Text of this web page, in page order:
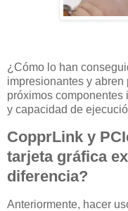
¿Cómo lo han
impresionantes y
próximos componentes
y capacidad de
CopprLink y
tarjeta gráfica
diferencia?
Anteriormente, hacer